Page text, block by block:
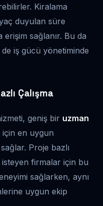
Kiralama
duyulan süre
erişim sağlanır. Bu da
iş gücü yönetiminde
Çalışma
geniş bir uzman
en uygun
Proje bazlı
isteyen firmalar için bu
sağlarken, aynı
uygun ekip